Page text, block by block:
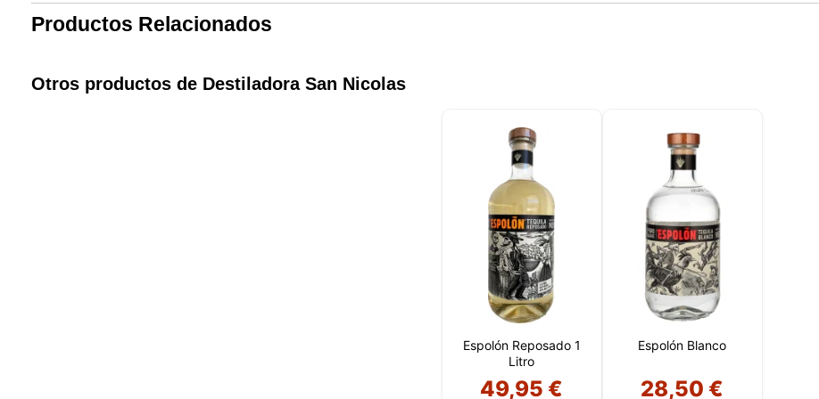
Productos Relacionados
Otros productos de Destiladora San Nicolas
Espolón Reposado 1
Litro
49,95 €
Espolón Blanco
28,50 €